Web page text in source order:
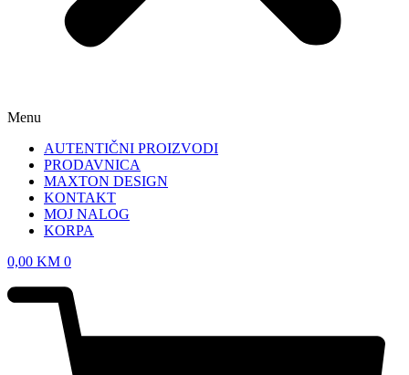
Menu
AUTENTIČNI PROIZVODI
PRODAVNICA
MAXTON DESIGN
KONTAKT
MOJ NALOG
KORPA
0,00 KM 0